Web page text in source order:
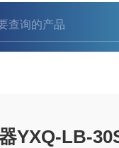
YXQ-LB-